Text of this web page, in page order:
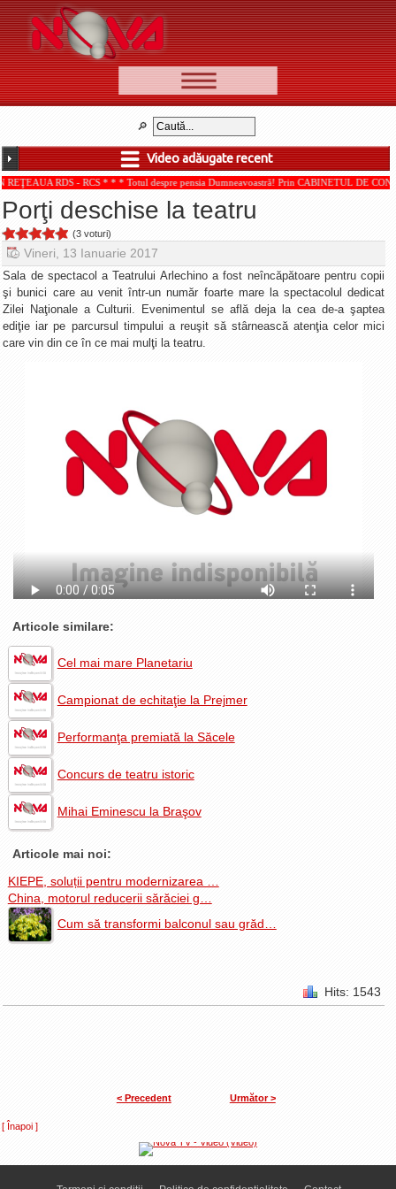
📰 Ştiri
🆕 Cele mai noi
Ştirile Nova TV
Poveşti din Braşov
Punct şi de la capăt
Faţă în faţă
Punctul pe I
BV-01-ADE
Subiecte grele
Dialoguri cu Ghişe
Bucuria Credinţei
Zona Neutră
Contact
Video adăugate recent
RDS - RCS * * * Totul despre pensia Dumneavoastră! Prin CABINETUL DE
Porţi deschise la teatru
(3 voturi)
Vineri, 13 Ianuarie 2017
Sala de spectacol a Teatrului Arlechino a fost neîncăpătoare pentru copii
şi bunici care au venit într-un număr foarte mare la spectacolul dedicat
Zilei Naţionale a Culturii. Evenimentul se află deja la cea de-a şaptea
ediţie iar pe parcursul timpului a reuşit să stârnească atenţia celor mici
care vin din ce în ce mai mulţi la teatru.
Articole similare:
Cel mai mare Planetariu
Campionat de echitaţie la Prejmer
Performanţa premiată la Săcele
Concurs de teatru istoric
Mihai Eminescu la Braşov
Articole mai noi:
KIEPE, soluții pentru modernizarea …
China, motorul reducerii sărăciei g…
Cum să transformi balconul sau grăd…
Hits: 1543
< Precedent Următor >
[ Înapoi ]